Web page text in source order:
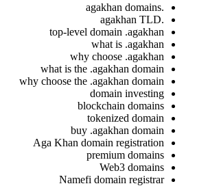
.agakhan domains
.agakhan TLD
top-level domain .agakhan
what is .agakhan
why choose .agakhan
what is the .agakhan domain
why choose the .agakhan domain
domain investing
blockchain domains
tokenized domain
buy .agakhan domain
Aga Khan domain registration
premium domains
Web3 domains
Namefi domain registrar